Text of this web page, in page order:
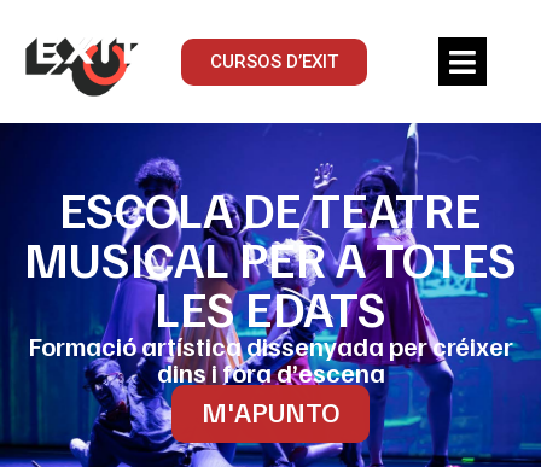
CURSOS D’EXIT
ESCOLA DE TEATRE
MUSICAL PER A TOTES
LES EDATS
Formació artística dissenyada per créixer
dins i fora d’escena
M'APUNTO